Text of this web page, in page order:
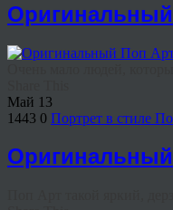
Май 13
1443 0 Портрет в стиле